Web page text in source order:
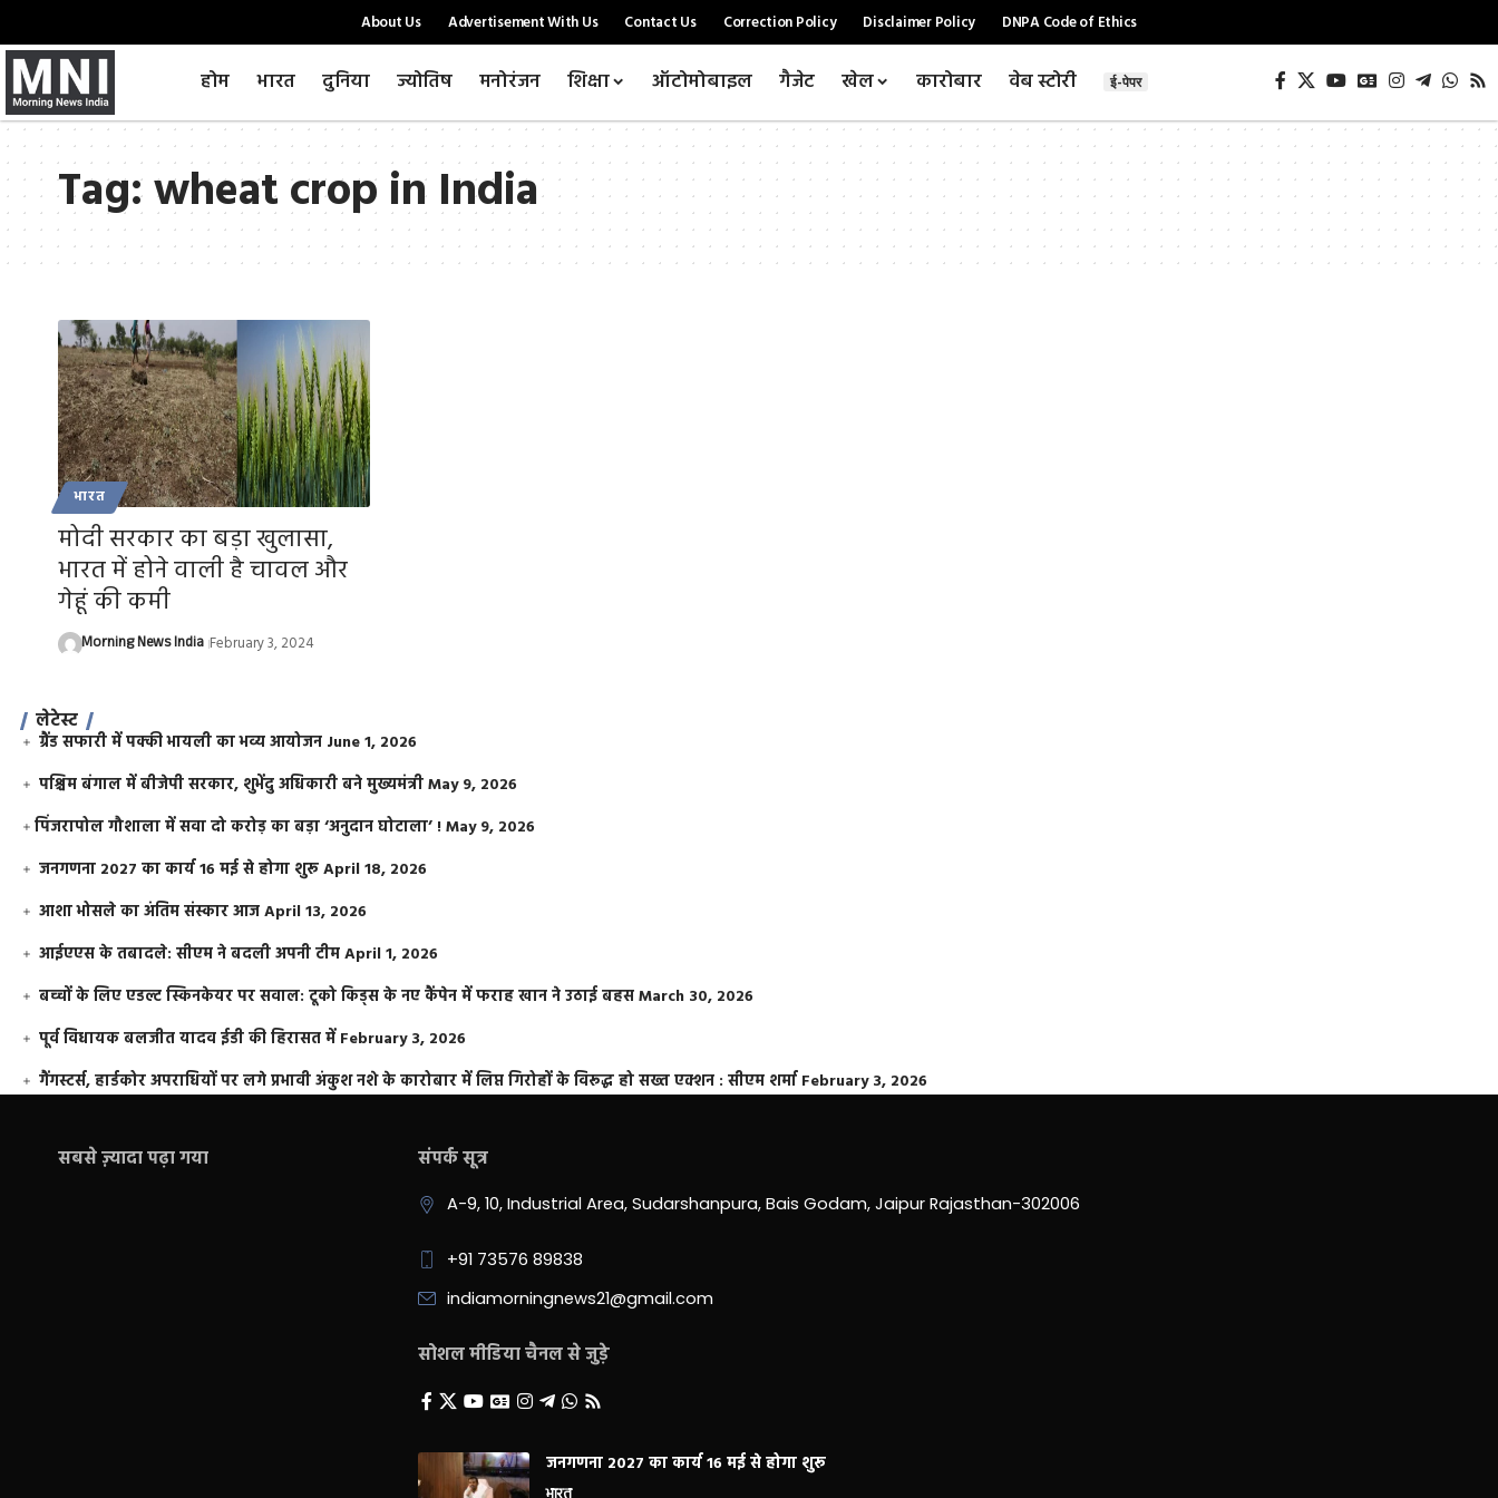
About Us Advertisement With Us Contact Us Correction Policy Disclaimer Policy DNPA Code of Ethics
होम भारत दुनिया ज्योतिष मनोरंजन शिक्षा ऑटोमोबाइल गैजेट खेल कारोबार वेब स्टोरी ई-पेपर
Tag:wheat crop in India
भारत
मोदी सरकार का बड़ा खुलासा,
भारत में होने वाली है चावल और
गेहूं की कमी
Morning News India February 3, 2024
लेटेस्ट
ग्रैंड सफारी में पक्की भायली का भव्य आयोजन June 1, 2026
पश्चिम बंगाल में बीजेपी सरकार, शुभेंदु अधिकारी बने मुख्यमंत्रीMay 9, 2026
​पिंजरापोल गौशाला में सवा दो करोड़ का बड़ा ‘अनुदान घोटाला’ !May 9, 2026
जनगणना 2027 का कार्य 16 मई से होगा शुरूApril 18, 2026
आशा भोसले का अंतिम संस्कार आजApril 13, 2026
आईएएस के तबादले: सीएम ने बदली अपनी टीमApril 1, 2026
बच्चों के लिए एडल्ट स्किनकेयर पर सवाल: टूको किड्स के नए कैंपेन में फराह खान ने उठाई बहसMarch 30, 2026
पूर्व विधायक बलजीत यादव ईडी की हिरासत में February 3, 2026
गैंगस्टर्स, हार्डकोर अपराधियों पर लगे प्रभावी अंकुश नशे के कारोबार में लिप्त गिरोहों के विरूद्ध हो सख्त एक्शन : सीएम शर्मा February 3, 2026
सबसे ज़्यादा पढ़ा गया संपर्क सूत्र
A-9, 10, Industrial Area, Sudarshanpura, Bais Godam, Jaipur Rajasthan-302006
+91 73576 89838
indiamorningnews21@gmail.com
सोशल मीडिया चैनल से जुड़े
जनगणना 2027 का कार्य 16 मई से होगा शुरू